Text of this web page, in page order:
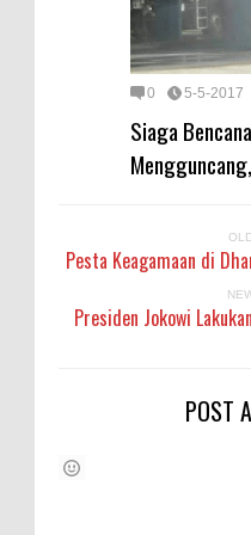
0 5-5-2017
Siaga
Pesta Keagamaan di
Presiden Jokowi
POST